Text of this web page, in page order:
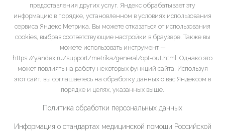
предоставления других услуг. Яндекс обрабатывает эту
информацию в порядке, установленном в условиях использования
сервиса Яндекс Метрика. Вы можете отказаться от использования
cookies, выбрав соответствующие настройки в браузере. Также вы
можете использовать инструмент —
https://yandex.ru/support/metrika/general/opt-out.html. Однако это
может повлиять на работу некоторых функций сайта. Используя
этот сайт, вы соглашаетесь на обработку данных о вас Яндексом в
порядке и целях, указанных выше.
Политика обработки персональных данных
Информация о стандартах медицинской помощи Российской